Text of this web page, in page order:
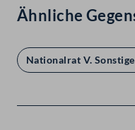
Ähnliche
Nationalrat V.